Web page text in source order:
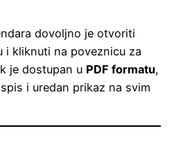
dovoljno je otvoriti
i kliknuti na poveznicu za
je dostupan u PDF formatu,
i uredan prikaz na svim